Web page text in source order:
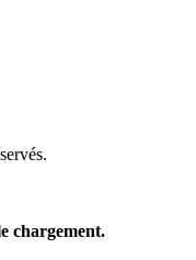
chargement.